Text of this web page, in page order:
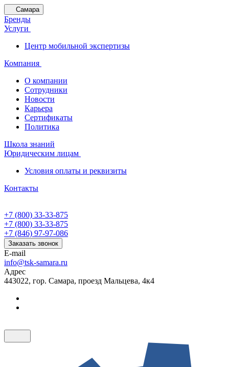
Самара
Бренды
Услуги
Центр мобильной экспертизы
Компания
О компании
Сотрудники
Новости
Карьера
Сертификаты
Политика
Школа знаний
Юридическим лицам
Условия оплаты и реквизиты
Контакты
+7 (800) 33-33-875
+7 (800) 33-33-875
+7 (846) 97-97-086
Заказать звонок
E-mail
info@tsk-samara.ru
Адрес
443022, гор. Самара, проезд Мальцева, 4к4